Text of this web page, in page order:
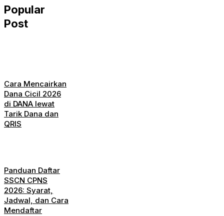
Popular
Post
Cara Mencairkan
Dana Cicil 2026
di DANA lewat
Tarik Dana dan
QRIS
Panduan Daftar
SSCN CPNS
2026: Syarat,
Jadwal, dan Cara
Mendaftar